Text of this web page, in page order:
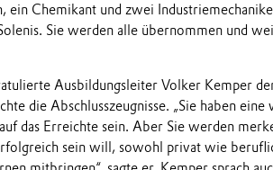
ein Chemikant und zwei
Sie werden alle übernommen und
Ausbildungsleiter Volker Kemper
die Abschlusszeugnisse. „Sie haben eine
das Erreichte sein. Aber Sie werden
sein will, sowohl privat wie